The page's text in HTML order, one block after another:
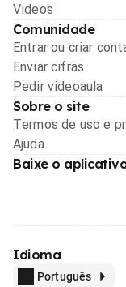
Videos
Comunidade
Entrar ou criar
Enviar cifras
Pedir videoaula
Sobre o site
Termos de uso e
Ajuda
Baixe o
Idioma
Português